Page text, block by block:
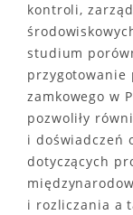
kontroli,
studium
przygotowanie
zamkowego w
pozwoliły
i doświadczeń
dotyczących
i rozliczania a